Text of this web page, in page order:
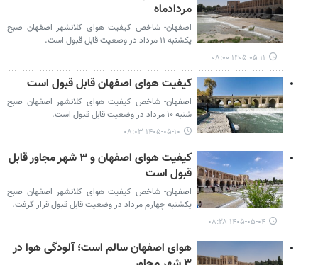
مردادماه
اصفهان- شاخص کیفیت هوای کلانشهر اصفهان صبح
یکشنبه ۱۱ مرداد در وضعیت قابل قبول است‌.
۱۴۰۵-۰۵-۱۱ ۰۸:۰۰
کیفیت هوای اصفهان قابل قبول است
اصفهان- شاخص کیفیت هوای کلانشهر اصفهان صبح
شنبه ۱۰ مرداد در وضعیت قابل قبول است‌.
۱۴۰۵-۰۵-۱۰ ۰۸:۰۳
کیفیت هوای اصفهان و ۳ شهر مجاور قابل
قبول است
اصفهان- شاخص کیفیت هوای کلانشهر اصفهان صبح
یکشنبه چهارم مرداد در وضعیت قابل قبول قرار گرفت.
۱۴۰۵-۰۵-۰۴ ۰۸:۲۸
هوای اصفهان سالم است؛ آلودگی هوا در